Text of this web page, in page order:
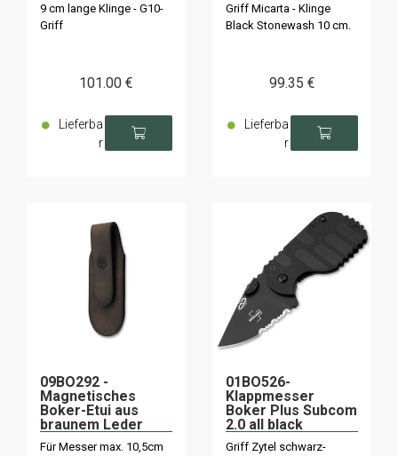
9 cm lange Klinge - G10-
Griff
101.00 €
Lieferba
r
Griff Micarta - Klinge
Black Stonewash 10 cm.
99.35 €
Lieferba
r
09BO292 -
Magnetisches
Boker-Etui aus
braunem Leder
Für Messer max. 10,5cm
01BO526-
Klappmesser
Boker Plus Subcom
2.0 all black
Griff Zytel schwarz-